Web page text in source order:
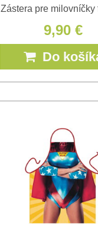
Zástera pre milovníčky
9,90 €
Do